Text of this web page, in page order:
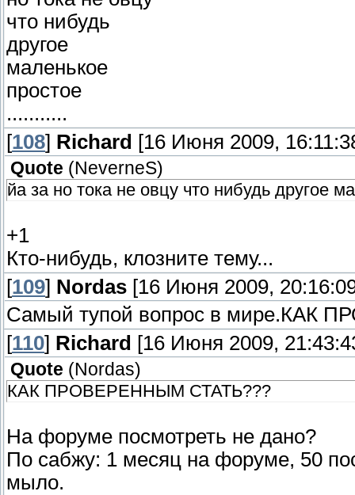
что нибудь
другое
маленькое
простое
...........
[108] Richаrd [16 Июня 2009,
Quote (NeverneS)
йа за но тока не овцу что нибудь другое
+1
Кто-нибудь, клозните тему...
[109] Nordas [16 Июня 2009,
Самый тупой вопрос в мире.КАК
[110] Richаrd [16 Июня 2009,
Quote (Nordas)
КАК ПРОВЕРЕННЫМ СТАТЬ???
На форуме посмотреть не дано?
По сабжу: 1 месяц на форуме, 50
мыло.